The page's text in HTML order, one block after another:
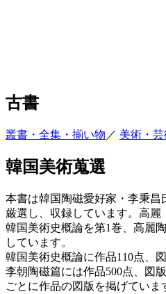
古書
叢書・全集・揃い物 ／ 美術・
韓国美術蒐選
本書は韓国陶磁愛好家・李秉
厳選し、収録しています。高麗
韓国美術史概論を第1巻、高麗
しています。
韓国美術史概論に作品110点、
李朝陶磁篇には作品500点、図
ごとに作品の図版を掲げていま